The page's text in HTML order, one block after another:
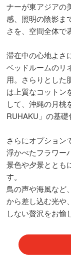
ナーが東アジアの
感、照明の陰影ま
さを、空間全体で
滞在中の心地よさ
ベッドルームのリ
用。さらりとした
は上質なコットン
して、沖縄の月桃
RUHAKU」の基礎
さらにオプション
浮かべたフラワー
景色や夕景ととも
す。
鳥の声や海風など
から差し込む光や
しない贅沢をお愉